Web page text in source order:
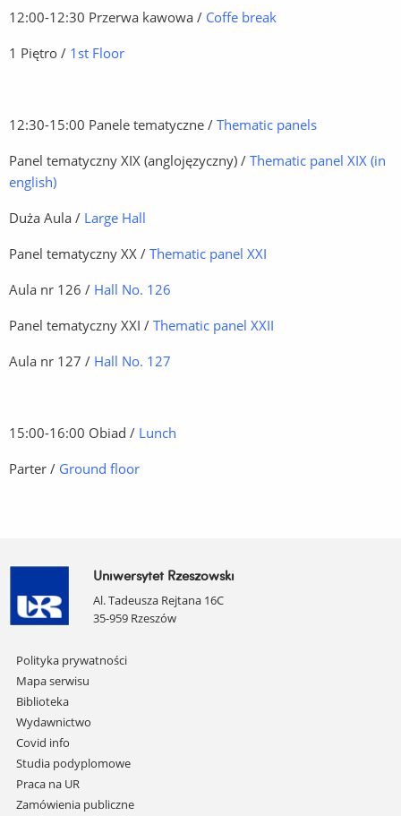
12:00-12:30 Przerwa kawowa / Coffe break
1 Piętro / 1st Floor
12:30-15:00 Panele tematyczne / Thematic panels
Panel tematyczny XIX (anglojęzyczny) / Thematic panel XIX (in
english)
Duża Aula / Large Hall
Panel tematyczny XX / Thematic panel XXI
Aula nr 126 / Hall No. 126
Panel tematyczny XXI / Thematic panel XXII
Aula nr 127 / Hall No. 127
15:00-16:00 Obiad / Lunch
Parter / Ground floor
Uniwersytet Rzeszowski
Al. Tadeusza Rejtana 16C
35-959 Rzeszów
Pomiń
nawigację
i
przejdź
do
treści
Polityka prywatności
Mapa serwisu
Biblioteka
Wydawnictwo
Covid info
Studia podyplomowe
Praca na UR
Zamówienia publiczne